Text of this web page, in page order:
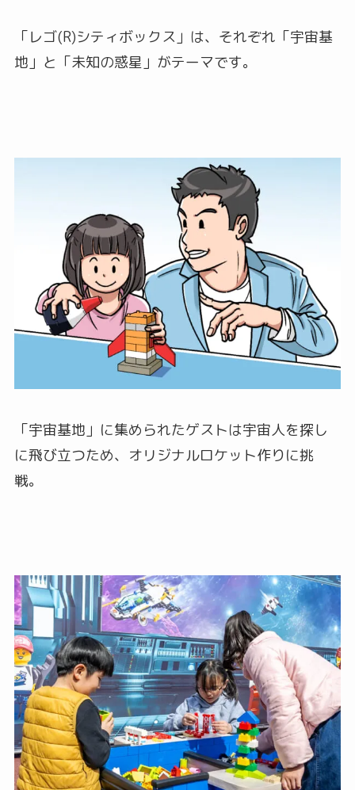
「レゴ(R)シティボックス」は、それぞれ「宇宙基
地」と「未知の惑星」がテーマです。
「宇宙基地」に集められたゲストは宇宙人を探し
に飛び立つため、オリジナルロケット作りに挑
戦。